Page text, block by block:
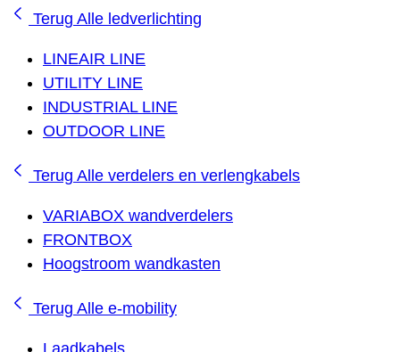
Terug Alle ledverlichting
LINEAIR LINE
UTILITY LINE
INDUSTRIAL LINE
OUTDOOR LINE
Terug Alle verdelers en verlengkabels
VARIABOX wandverdelers
FRONTBOX
Hoogstroom wandkasten
Terug Alle e-mobility
Laadkabels